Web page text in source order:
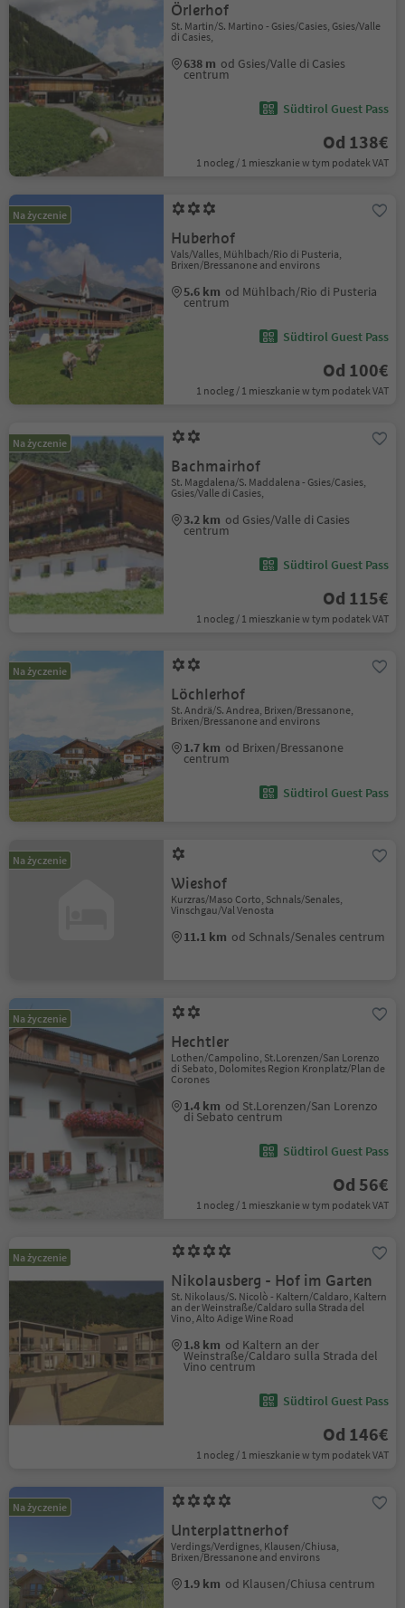
Örlerhof
St. Martin/S. Martino - Gsies/Casies, Gsies/Valle
di Casies,
638 m od Gsies/Valle di Casies
centrum
Südtirol Guest Pass
Od 138€
1 nocleg / 1 mieszkanie w tym podatek VAT
Na życzenie
Huberhof
Vals/Valles, Mühlbach/Rio di Pusteria,
Brixen/Bressanone and environs
5.6 km od Mühlbach/Rio di Pusteria
centrum
Südtirol Guest Pass
Od 100€
1 nocleg / 1 mieszkanie w tym podatek VAT
Na życzenie
Bachmairhof
St. Magdalena/S. Maddalena - Gsies/Casies,
Gsies/Valle di Casies,
3.2 km od Gsies/Valle di Casies
centrum
Südtirol Guest Pass
Od 115€
1 nocleg / 1 mieszkanie w tym podatek VAT
Na życzenie
Löchlerhof
St. Andrä/S. Andrea, Brixen/Bressanone,
Brixen/Bressanone and environs
1.7 km od Brixen/Bressanone
centrum
Südtirol Guest Pass
Na życzenie
Wieshof
Kurzras/Maso Corto, Schnals/Senales,
Vinschgau/Val Venosta
11.1 km od Schnals/Senales centrum
Na życzenie
Hechtler
Lothen/Campolino, St.Lorenzen/San Lorenzo
di Sebato, Dolomites Region Kronplatz/Plan de
Corones
1.4 km od St.Lorenzen/San Lorenzo
di Sebato centrum
Südtirol Guest Pass
Od 56€
1 nocleg / 1 mieszkanie w tym podatek VAT
Na życzenie
Nikolausberg - Hof im Garten
St. Nikolaus/S. Nicolò - Kaltern/Caldaro, Kaltern
an der Weinstraße/Caldaro sulla Strada del
Vino, Alto Adige Wine Road
1.8 km od Kaltern an der
Weinstraße/Caldaro sulla Strada del
Vino centrum
Südtirol Guest Pass
Od 146€
1 nocleg / 1 mieszkanie w tym podatek VAT
Na życzenie
Unterplattnerhof
Verdings/Verdignes, Klausen/Chiusa,
Brixen/Bressanone and environs
1.9 km od Klausen/Chiusa centrum